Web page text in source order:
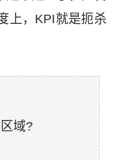
上，KPI就是扼杀
域?